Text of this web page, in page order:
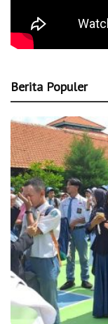
Berita Populer